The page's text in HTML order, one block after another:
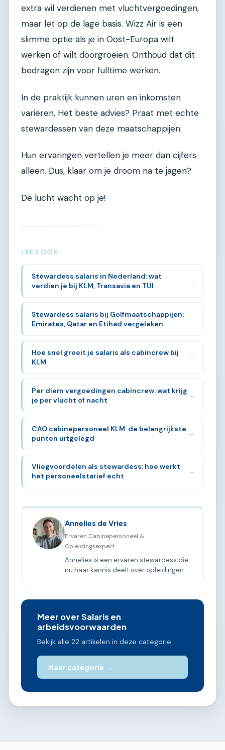
extra wil verdienen met vluchtvergoedingen,
maar let op de lage basis. Wizz Air is een
slimme optie als je in Oost-Europa wilt
werken of wilt doorgroeien. Onthoud dat dit
bedragen zijn voor fulltime werken.
In de praktijk kunnen uren en inkomsten
variëren. Het beste advies? Praat met echte
stewardessen van deze maatschappijen.
Hun ervaringen vertellen je meer dan cijfers
alleen. Dus, klaar om je droom na te jagen?
De lucht wacht op je!
LEES OOK
Stewardess salaris in Nederland: wat
verdien je bij KLM, Transavia en TUI
→
Stewardess salaris bij Golfmaatschappijen:
Emirates, Qatar en Etihad vergeleken
→
Hoe snel groeit je salaris als cabincrew bij
KLM
→
Per diem vergoedingen cabincrew: wat krijg
je per vlucht of nacht
→
CAO cabinepersoneel KLM: de belangrijkste
punten uitgelegd
→
Vliegvoordelen als stewardess: hoe werkt
het personeelstarief echt
→
Annelies de Vries
Ervaren Cabinepersoneel &
Opleidingsexpert
Annelies is een ervaren stewardess die
nu haar kennis deelt over opleidingen.
Meer over Salaris en
arbeidsvoorwaarden
Bekijk alle 22 artikelen in deze categorie.
Naar categorie →